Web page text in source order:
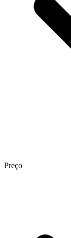
Preço